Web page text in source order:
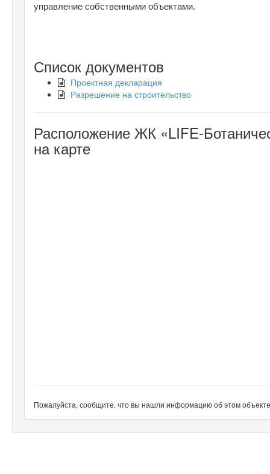
управление собственными объектами.
Список документов
Проектная декларация
Разрешение на строительство
Расположение ЖК «LIFE-
на карте
Пожалуйста, сообщите, что вы нашли информацию об этом